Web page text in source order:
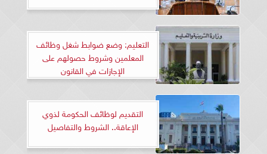
التعليم: وضع ضوابط شغل وظائف
المعلمين وشروط حصولهم على
الإجازات في القانون
التقديم لوظائف الحكومة لذوي
الإعاقة.. الشروط والتفاصيل